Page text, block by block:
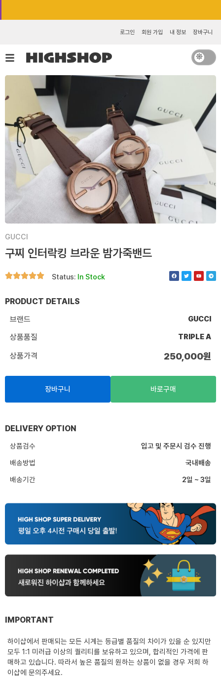
건
너
뛰
로그인 회원 가입 내 정보 장바구니
GUCCI
구찌 인터락킹 브라운 밤가죽밴드
Status: In Stock
F
a
c
T
w
i
Y
o
u
T
e
l
PRODUCT DETAILS
브랜드
GUCCI
상품품질 TRIPLE A
상품가격 250,000원
장바구니 바로구매
DELIVERY OPTION
상품검수
입고 및 주문시 검수 진행
배송방법
국내배송
배송기간
2일 ~ 3일
IMPORTANT
하이샵에서 판매되는 모든 시계는 등급별 품질의 차이가 있을 순 있지만
모두 1:1 미러급 이상의 퀄리티를 보유하고 있으며, 합리적인 가격에 판
매하고 있습니다. 따라서 높은 품질의 원하는 상품이 없을 경우 저희 하
이샵에 문의주세요.